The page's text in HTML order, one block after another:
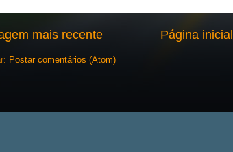
mais recente Página inicial
Postar comentários (Atom)